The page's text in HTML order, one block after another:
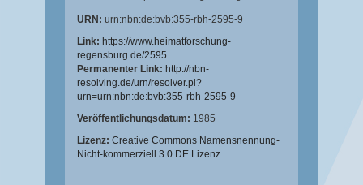
URN: urn:nbn:de:bvb:355-rbh-2595-9
Link: https://www.heimatforschung-
regensburg.de/2595
Permanenter Link: http://nbn-
resolving.de/urn/resolver.pl?
urn=urn:nbn:de:bvb:355-rbh-2595-9
Veröffentlichungsdatum: 1985
Lizenz: Creative Commons Namensnennung-
Nicht-kommerziell 3.0 DE Lizenz